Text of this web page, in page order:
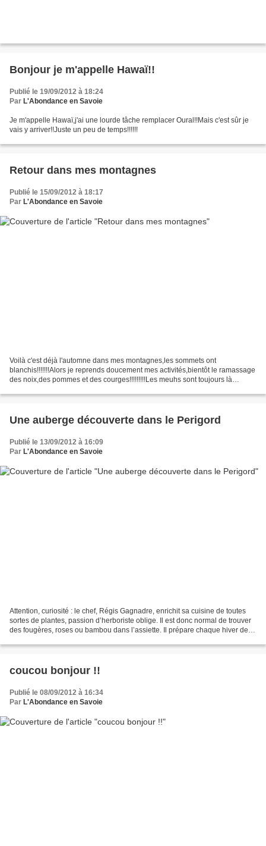
Bonjour je m'appelle Hawaï!!
Publié le 19/09/2012 à 18:24
Par L'Abondance en Savoie
Je m'appelle Hawaï,j'ai une lourde tâche remplacer Oural!!Mais c'est sûr je
vais y arriver!!Juste un peu de temps!!!!!!
Retour dans mes montagnes
Publié le 15/09/2012 à 18:17
Par L'Abondance en Savoie
Voilà c'est déjà l'automne dans mes montagnes,les sommets ont
blanchis!!!!!!!Alors je reprends doucement mes activités,bientôt le ramassage
des noix,des pommes et des courges!!!!!!!!!Les meuhs sont toujours là
Une auberge découverte dans le Perigord
Publié le 13/09/2012 à 16:09
Par L'Abondance en Savoie
Attention, curiosité : le chef, Régis Gagnadre, enrichit sa cuisine de toutes
sortes de plantes, passion d’herboriste oblige. Il est donc normal de trouver
des fougères, roses ou bambou dans l’assiette. Il prépare chaque hiver des
coucou bonjour !!
Publié le 08/09/2012 à 16:34
Par L'Abondance en Savoie